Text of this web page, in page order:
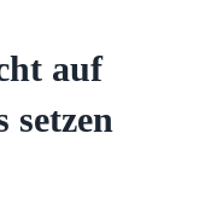
auf
setzen